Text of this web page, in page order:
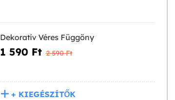
Dekoratív Véres Függöny
1 590 Ft‎ 2 590 Ft‎
+ KIEGÉSZÍTŐK